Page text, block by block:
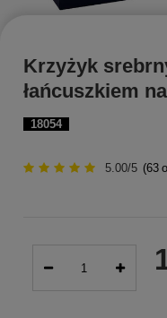
18054
Krzyżyk
łańcuszkiem
5.00/5 (63